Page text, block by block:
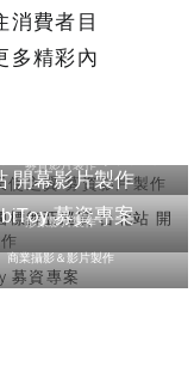
消費者目
多精彩內
募資影片製作
開幕影片製作
形象影片製作
募資專案
商業攝影＆影片製作